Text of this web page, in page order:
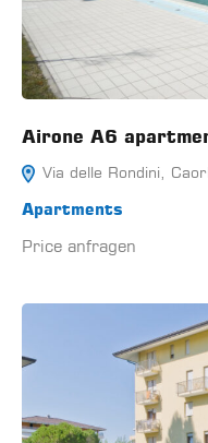
Airone A6
Via delle Rondini,
Apartments
Price anfragen